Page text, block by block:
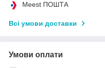
Meest ПОШТА
Всі умови доставки
Умови оплати